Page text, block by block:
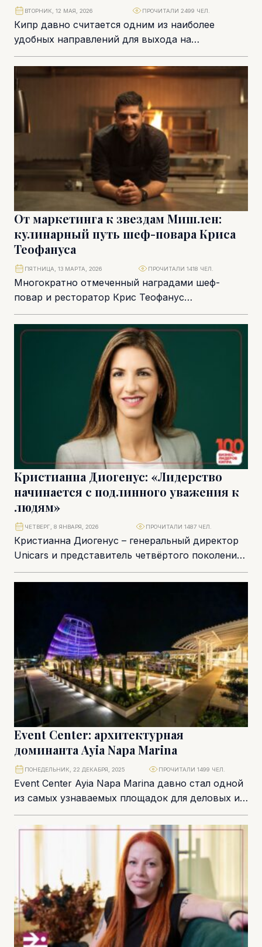
Кипр давно считается одним из наиболее
удобных направлений для выхода на
европейские рынки, регистрации компаний и
релокации. А в последние...
ВТОРНИК, 12 МАЯ, 2026 ПРОЧИТАЛИ 2499 ЧЕЛ.
От маркетинга к звездам Мишлен:
кулинарный путь шеф-повара Криса
Теофануса
Многократно отмеченный наградами шеф-
повар и ресторатор Крис Теофанус
стремительно меняет гастрономическую
культуру Лимассола благодаря своей
креативности, страсти и стремлению к...
ПЯТНИЦА, 13 МАРТА, 2026 ПРОЧИТАЛИ 1418 ЧЕЛ.
Кристианна Диогенус: «Лидерство
начинается с подлинного уважения к
людям»
Кристианна Диогенус – генеральный директор
Unicars и представитель четвёртого поколения
одной из самых уважаемых семейных бизнес-
групп Кипра. Она управляет компанией...
ЧЕТВЕРГ, 8 ЯНВАРЯ, 2026 ПРОЧИТАЛИ 1487 ЧЕЛ.
Event Center: архитектурная
доминанта Ayia Napa Marina
Event Center Ayia Napa Marina давно стал одной
из самых узнаваемых площадок для деловых и
светских мероприятий на Кипре. В...
ПОНЕДЕЛЬНИК, 22 ДЕКАБРЯ, 2025 ПРОЧИТАЛИ 1499 ЧЕЛ.